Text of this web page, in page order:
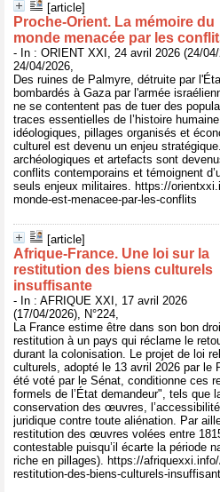
[article]
Proche-Orient. La mémoire du
monde menacée par les
- In : ORIENT XXI, 24 avril 2026 (24/04/
24/04/2026,
Des ruines de Palmyre, détruite par
bombardés à Gaza par l'armée
ne se contentent pas de tuer des
traces essentielles de l’histoire
idéologiques, pillages organisés et
culturel est devenu un enjeu
archéologiques et artefacts sont
conflits contemporains et témoignent
seuls enjeux militaires. https://
monde-est-menacee-par-les-conflits
[article]
Afrique-France. Une loi sur la
restitution des biens culturels
insuffisante
- In : AFRIQUE XXI, 17 avril 2026
(17/04/2026), N°224,
La France estime être dans son bon
restitution à un pays qui réclame le
durant la colonisation. Le projet de loi
culturels, adopté le 13 avril 2026 par le
été voté par le Sénat, conditionne ces
formels de l’État demandeur", tels que
conservation des œuvres,
juridique contre toute aliénation. Par
restitution des œuvres volées entre
contestable puisqu’il écarte la période
riche en pillages). https://
restitution-des-biens-culturels-